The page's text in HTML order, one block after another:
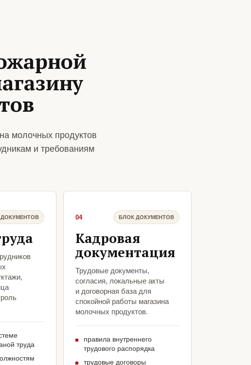
молочных продуктов
и требованиям
труда
04 БЛОК ДОКУМЕНТОВ
Кадровая
документация
Трудовые документы,
согласия, локальные акты
и договорная база для
спокойной работы магазина
молочных продуктов.
правила внутреннего
трудового распорядка
трудовые договоры